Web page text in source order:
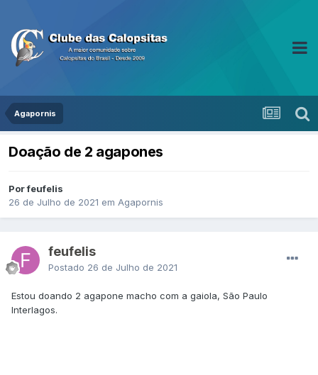
Agapornis
Doação de 2 agapones
Por feufelis
26 de Julho de 2021 em Agapornis
feufelis
Postado 26 de Julho de 2021
Estou doando 2 agapone macho com a gaiola, São Paulo
Interlagos.